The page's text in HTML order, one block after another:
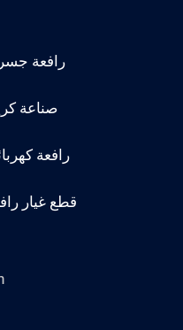
رافعة
صناعة
رافعة
قطع غيار